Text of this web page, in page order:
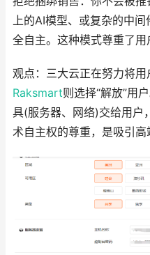
上的AI模型、或复杂的中
全自主。这种模式尊重了用
观点：三大云正在努力将用
Raksmart则选择“解放”用
具(服务器、网络)交给用户
术自主权的尊重，是吸引高